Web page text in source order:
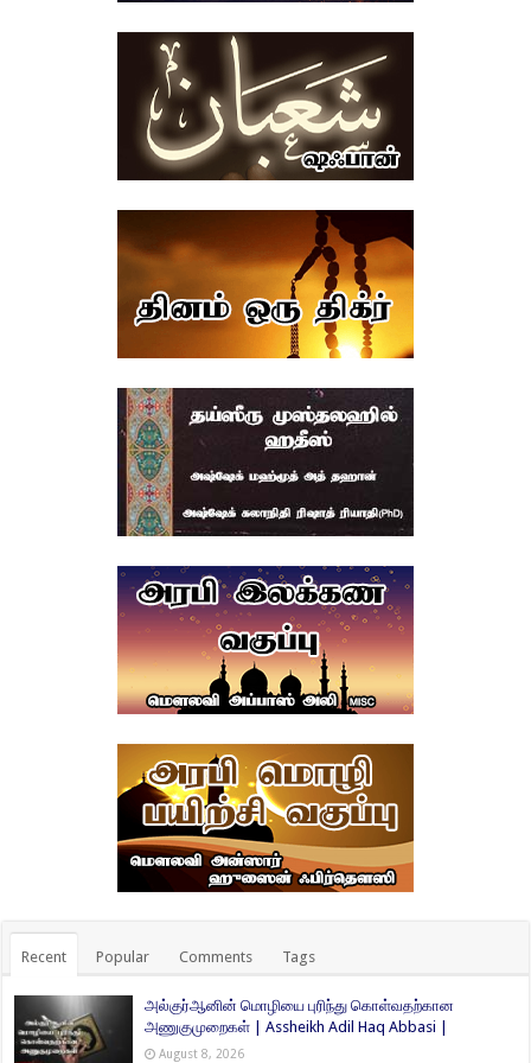
Recent Popular Comments Tags
அல்குர்ஆனின் மொழியை புரிந்து கொள்வதற்கான
அணுகுமுறைகள் | Assheikh Adil Haq Abbasi |
August 8, 2026